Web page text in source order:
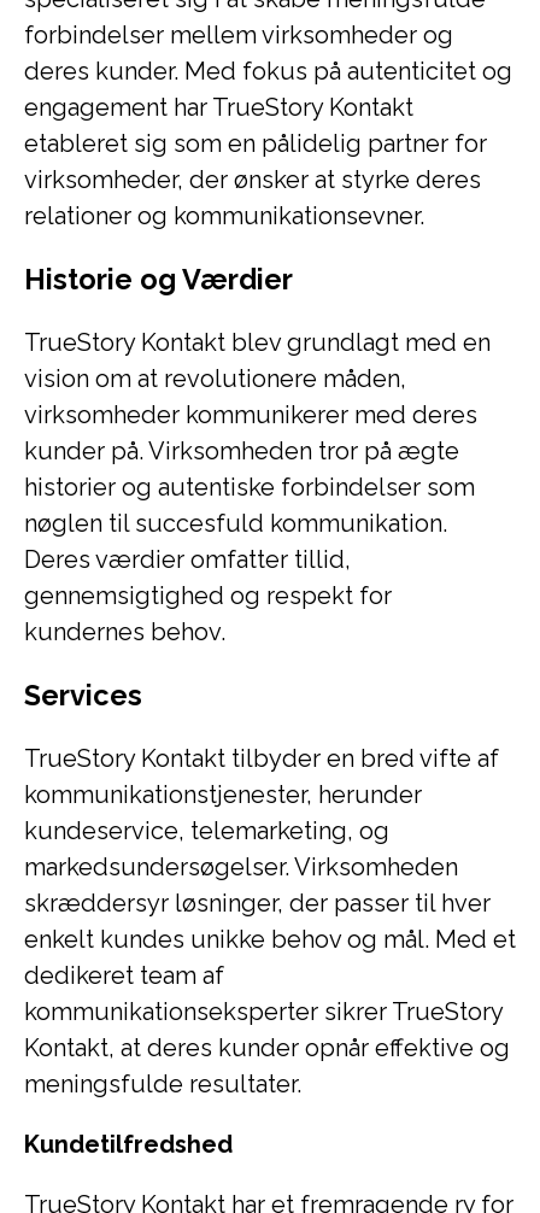
forbindelser mellem virksomheder og
deres kunder. Med fokus på autenticitet og
engagement har TrueStory Kontakt
etableret sig som en pålidelig partner for
virksomheder, der ønsker at styrke deres
relationer og kommunikationsevner.
Historie og Værdier
TrueStory Kontakt blev grundlagt med en
vision om at revolutionere måden,
virksomheder kommunikerer med deres
kunder på. Virksomheden tror på ægte
historier og autentiske forbindelser som
nøglen til succesfuld kommunikation.
Deres værdier omfatter tillid,
gennemsigtighed og respekt for
kundernes behov.
Services
TrueStory Kontakt tilbyder en bred vifte af
kommunikationstjenester, herunder
kundeservice, telemarketing, og
markedsundersøgelser. Virksomheden
skræddersyr løsninger, der passer til hver
enkelt kundes unikke behov og mål. Med et
dedikeret team af
kommunikationseksperter sikrer TrueStory
Kontakt, at deres kunder opnår effektive og
meningsfulde resultater.
Kundetilfredshed
TrueStory Kontakt har et fremragende ry for